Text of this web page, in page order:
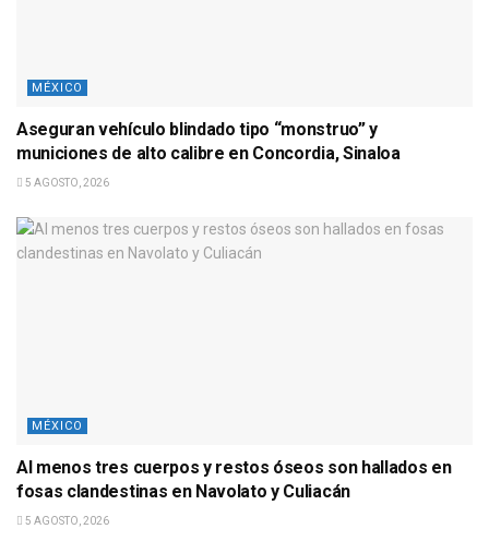
MÉXICO
Aseguran vehículo blindado tipo “monstruo” y
municiones de alto calibre en Concordia, Sinaloa
5 AGOSTO, 2026
MÉXICO
Al menos tres cuerpos y restos óseos son hallados en
fosas clandestinas en Navolato y Culiacán
5 AGOSTO, 2026